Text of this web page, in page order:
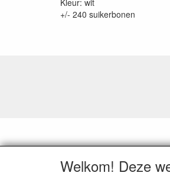
Kleur: wit
+/- 240 suikerbonen
Welkom! Deze